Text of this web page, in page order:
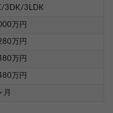
3DK/3LDK
万円
万円
万円
万円
月